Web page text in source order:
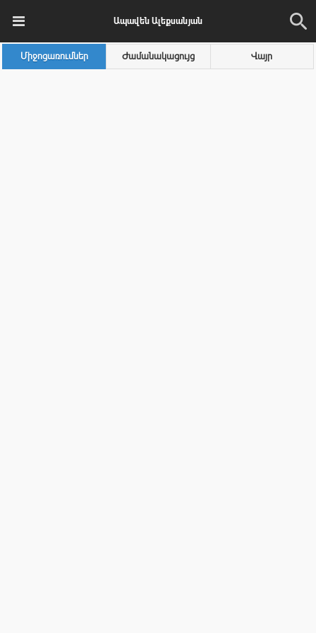
Ապավեն Ալեքսանյան
Միջոցառումներ Ժամանակացույց Վայր